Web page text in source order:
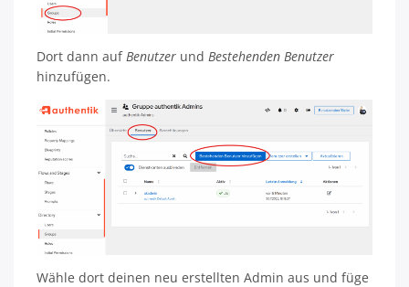
Dort dann auf Benutzer und Bestehenden Benutzer
hinzufügen.
Wähle dort deinen neu erstellten Admin aus und füge